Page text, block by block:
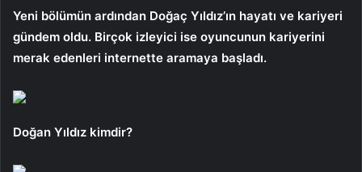
Yeni bölümün ardından Doğaç Yıldız’ın hayatı ve kariyeri
gündem oldu. Birçok izleyici ise oyuncunun kariyerini
merak edenleri internette aramaya başladı.
Doğan Yıldız kimdir?